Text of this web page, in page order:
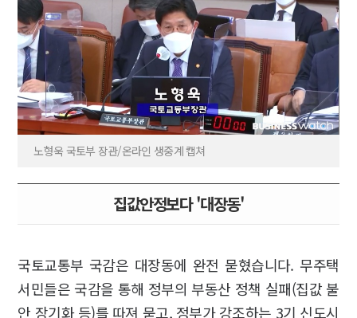
노형욱 국토부 장관/온라인 생중계 캡쳐
집값안정보다 '대장동'
국토교통부 국감은 대장동에 완전 묻혔습니다. 무주택
서민들은 국감을 통해 정부의 부동산 정책 실패(집값 불
안 장기화 등)를 따져 묻고, 정부가 강조하는 3기 신도시